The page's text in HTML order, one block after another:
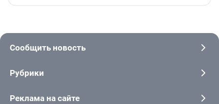
Сообщить новость
Рубрики
Реклама на сайте